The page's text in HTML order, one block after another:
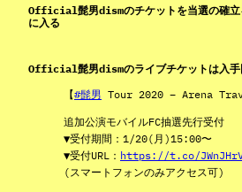
Official髭男dismのチケットを当選の確立
に入る
Official髭男dismのライブチケットは入手
【#髭男 Tour 2020 – Arena
追加公演モバイルFC抽選先行受付
▼受付期間：1/20(月)15:00〜
▼受付URL： https://t.co/
(スマートフォンのみアクセス可)